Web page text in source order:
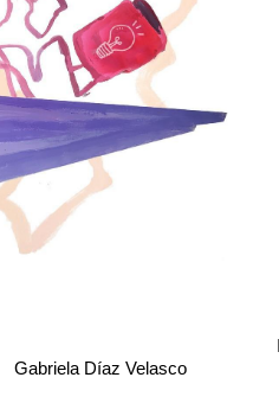
Gabriela Díaz Velasco